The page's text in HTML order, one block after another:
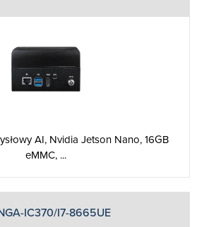
AI, Nvidia Jetson Nano, 16GB
eMMC, ...
IC370/I7-8665UE